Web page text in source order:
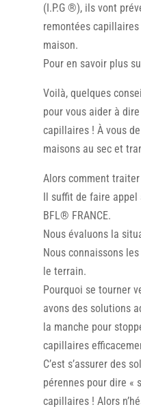
(I.P.G ®), ils vont
remontées
maison.
Pour en savoir plus
Voilà, quelques
pour vous aider à
capillaires ! À vous
maisons au sec et
Alors comment
Il suffit de faire
BFL® FRANCE.
Nous évaluons la
Nous connaissons
le terrain.
Pourquoi se tourner
avons des solutions
la manche pour
capillaires
C’est s’assurer des
pérennes pour dire «
capillaires ! Alors